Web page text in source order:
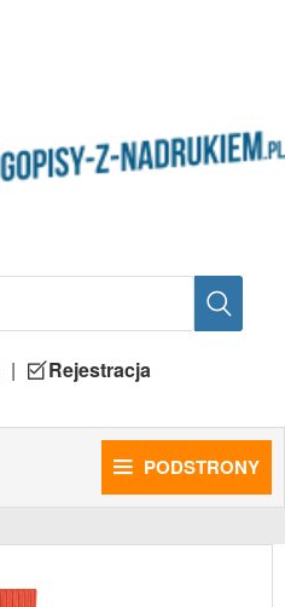
| Rejestracja
PODSTRONY